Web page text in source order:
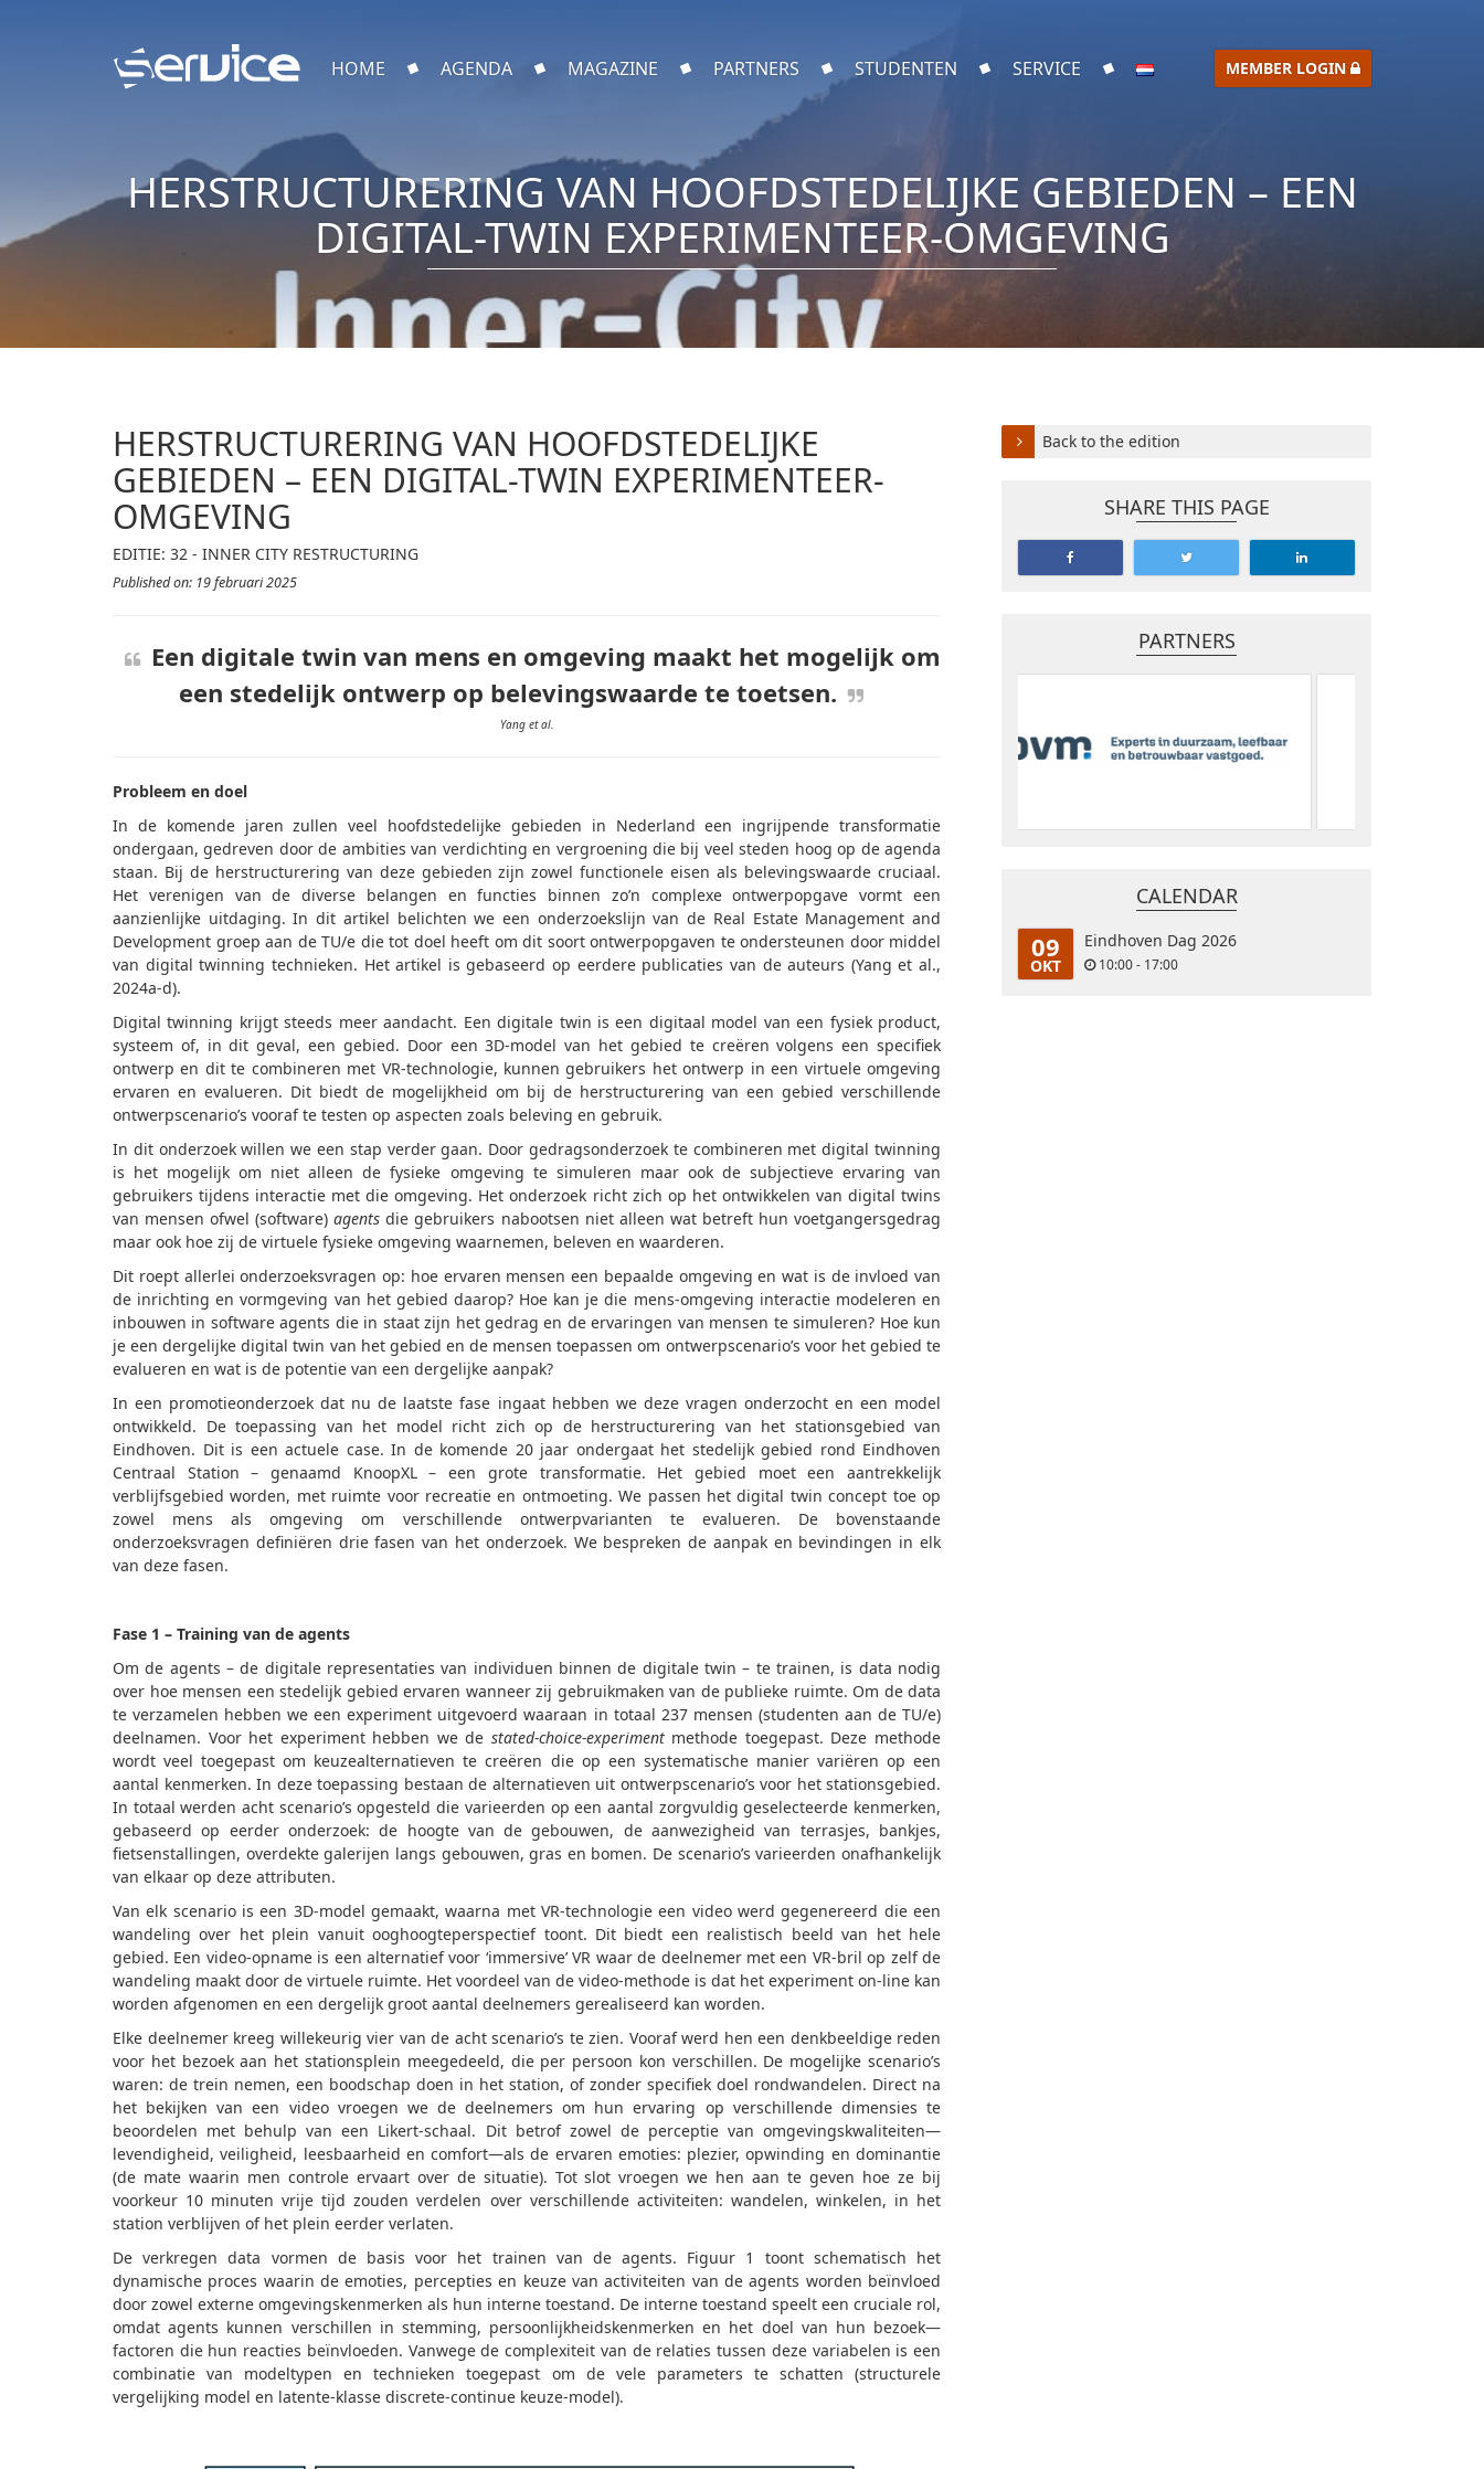
HOME AGENDA MAGAZINE PARTNERS STUDENTEN SERVICE MEMBER LOGIN
HERSTRUCTURERING VAN HOOFDSTEDELIJKE GEBIEDEN – EEN
DIGITAL-TWIN EXPERIMENTEER-OMGEVING
HERSTRUCTURERING VAN HOOFDSTEDELIJKE
GEBIEDEN – EEN DIGITAL-TWIN EXPERIMENTEER-
OMGEVING
EDITIE: 32 - INNER CITY RESTRUCTURING
Published on: 19 februari 2025
Een digitale twin van mens en omgeving maakt het mogelijk om
een stedelijk ontwerp op belevingswaarde te toetsen.
Yang et al.
Probleem en doel
In de komende jaren zullen veel hoofdstedelijke gebieden in Nederland een ingrijpende transformatie
ondergaan, gedreven door de ambities van verdichting en vergroening die bij veel steden hoog op de agenda
staan. Bij de herstructurering van deze gebieden zijn zowel functionele eisen als belevingswaarde cruciaal.
Het verenigen van de diverse belangen en functies binnen zo’n complexe ontwerpopgave vormt een
aanzienlijke uitdaging. In dit artikel belichten we een onderzoekslijn van de Real Estate Management and
Development groep aan de TU/e die tot doel heeft om dit soort ontwerpopgaven te ondersteunen door middel
van digital twinning technieken. Het artikel is gebaseerd op eerdere publicaties van de auteurs (Yang et al.,
2024a-d).
Digital twinning krijgt steeds meer aandacht. Een digitale twin is een digitaal model van een fysiek product,
systeem of, in dit geval, een gebied. Door een 3D-model van het gebied te creëren volgens een specifiek
ontwerp en dit te combineren met VR-technologie, kunnen gebruikers het ontwerp in een virtuele omgeving
ervaren en evalueren. Dit biedt de mogelijkheid om bij de herstructurering van een gebied verschillende
ontwerpscenario’s vooraf te testen op aspecten zoals beleving en gebruik.
In dit onderzoek willen we een stap verder gaan. Door gedragsonderzoek te combineren met digital twinning
is het mogelijk om niet alleen de fysieke omgeving te simuleren maar ook de subjectieve ervaring van
gebruikers tijdens interactie met die omgeving. Het onderzoek richt zich op het ontwikkelen van digital twins
van mensen ofwel (software)agents die gebruikers nabootsen niet alleen wat betreft hun voetgangersgedrag
maar ook hoe zij de virtuele fysieke omgeving waarnemen, beleven en waarderen.
Dit roept allerlei onderzoeksvragen op: hoe ervaren mensen een bepaalde omgeving en wat is de invloed van
de inrichting en vormgeving van het gebied daarop? Hoe kan je die mens-omgeving interactie modeleren en
inbouwen in software agents die in staat zijn het gedrag en de ervaringen van mensen te simuleren? Hoe kun
je een dergelijke digital twin van het gebied en de mensen toepassen om ontwerpscenario’s voor het gebied te
evalueren en wat is de potentie van een dergelijke aanpak?
In een promotieonderzoek dat nu de laatste fase ingaat hebben we deze vragen onderzocht en een model
ontwikkeld. De toepassing van het model richt zich op de herstructurering van het stationsgebied van
Eindhoven. Dit is een actuele case. In de komende 20 jaar ondergaat het stedelijk gebied rond Eindhoven
Centraal Station – genaamd KnoopXL – een grote transformatie. Het gebied moet een aantrekkelijk
verblijfsgebied worden, met ruimte voor recreatie en ontmoeting. We passen het digital twin concept toe op
zowel mens als omgeving om verschillende ontwerpvarianten te evalueren. De bovenstaande
onderzoeksvragen definiëren drie fasen van het onderzoek. We bespreken de aanpak en bevindingen in elk
van deze fasen.
Fase 1 – Training van de agents
Om de agents – de digitale representaties van individuen binnen de digitale twin – te trainen, is data nodig
over hoe mensen een stedelijk gebied ervaren wanneer zij gebruikmaken van de publieke ruimte. Om de data
te verzamelen hebben we een experiment uitgevoerd waaraan in totaal 237 mensen (studenten aan de TU/e)
deelnamen. Voor het experiment hebben we de stated-choice-experimentmethode toegepast. Deze methode
wordt veel toegepast om keuzealternatieven te creëren die op een systematische manier variëren op een
aantal kenmerken. In deze toepassing bestaan de alternatieven uit ontwerpscenario’s voor het stationsgebied.
In totaal werden acht scenario’s opgesteld die varieerden op een aantal zorgvuldig geselecteerde kenmerken,
gebaseerd op eerder onderzoek: de hoogte van de gebouwen, de aanwezigheid van terrasjes, bankjes,
fietsenstallingen, overdekte galerijen langs gebouwen, gras en bomen. De scenario’s varieerden onafhankelijk
van elkaar op deze attributen.
Van elk scenario is een 3D-model gemaakt, waarna met VR-technologie een video werd gegenereerd die een
wandeling over het plein vanuit ooghoogteperspectief toont. Dit biedt een realistisch beeld van het hele
gebied. Een video-opname is een alternatief voor ‘immersive’ VR waar de deelnemer met een VR-bril op zelf de
wandeling maakt door de virtuele ruimte. Het voordeel van de video-methode is dat het experiment on-line kan
worden afgenomen en een dergelijk groot aantal deelnemers gerealiseerd kan worden.
Elke deelnemer kreeg willekeurig vier van de acht scenario’s te zien. Vooraf werd hen een denkbeeldige reden
voor het bezoek aan het stationsplein meegedeeld, die per persoon kon verschillen. De mogelijke scenario’s
waren: de trein nemen, een boodschap doen in het station, of zonder specifiek doel rondwandelen. Direct na
het bekijken van een video vroegen we de deelnemers om hun ervaring op verschillende dimensies te
beoordelen met behulp van een Likert-schaal. Dit betrof zowel de perceptie van omgevingskwaliteiten—
levendigheid, veiligheid, leesbaarheid en comfort—als de ervaren emoties: plezier, opwinding en dominantie
(de mate waarin men controle ervaart over de situatie). Tot slot vroegen we hen aan te geven hoe ze bij
voorkeur 10 minuten vrije tijd zouden verdelen over verschillende activiteiten: wandelen, winkelen, in het
station verblijven of het plein eerder verlaten.
De verkregen data vormen de basis voor het trainen van de agents. Figuur 1 toont schematisch het
dynamische proces waarin de emoties, percepties en keuze van activiteiten van de agents worden beïnvloed
door zowel externe omgevingskenmerken als hun interne toestand. De interne toestand speelt een cruciale rol,
omdat agents kunnen verschillen in stemming, persoonlijkheidskenmerken en het doel van hun bezoek—
factoren die hun reacties beïnvloeden. Vanwege de complexiteit van de relaties tussen deze variabelen is een
combinatie van modeltypen en technieken toegepast om de vele parameters te schatten (structurele
vergelijking model en latente-klasse discrete-continue keuze-model).
Back to the edition
SHARE THIS PAGE
PARTNERS
CALENDAR
09
OKT
Eindhoven Dag 2026
10:00 - 17:00